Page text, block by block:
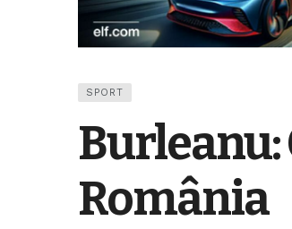
SPORT
Burleanu:
România